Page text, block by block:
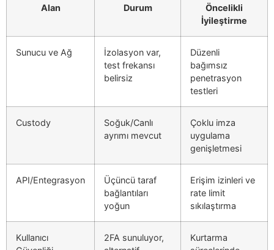
Alan Durum
Öncelikli
İyileştirme
Sunucu ve Ağ
İzolasyon var,
test frekansı
belirsiz
Düzenli
bağımsız
penetrasyon
testleri
Custody
Soğuk/Canlı
ayrımı mevcut
Çoklu imza
uygulama
genişletmesi
API/Entegrasyon
Üçüncü taraf
bağlantıları
yoğun
Erişim izinleri ve
rate limit
sıkılaştırma
Kullanıcı
2FA sunuluyor,
Kurtarma